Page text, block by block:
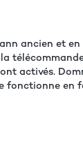
ancien et
activés.
fonctionne en